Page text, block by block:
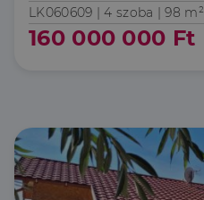
LK060609 |4 szoba | 98 m²
160 000 000 Ft